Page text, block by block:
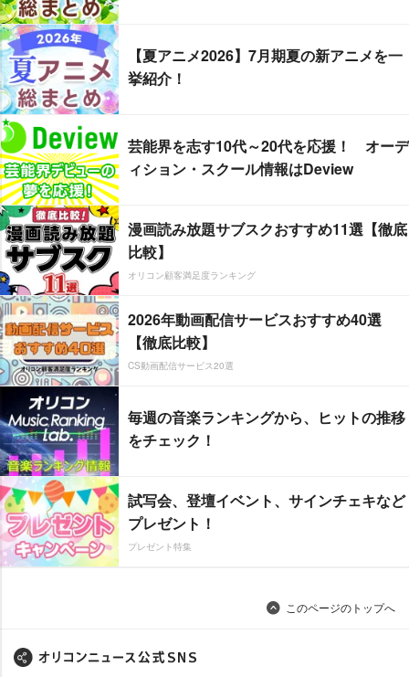
【夏アニメ2026】7月期夏の新アニメを一
挙紹介！
芸能界を志す10代～20代を応援！ オーデ
ィション・スクール情報はDeview
漫画読み放題サブスクおすすめ11選【徹底
比較】
オリコン顧客満足度ランキング
2026年動画配信サービスおすすめ40選
【徹底比較】
CS動画配信サービス20選
毎週の音楽ランキングから、ヒットの推移
をチェック！
試写会、登壇イベント、サインチェキなど
プレゼント！
プレゼント特集
このページのトップへ